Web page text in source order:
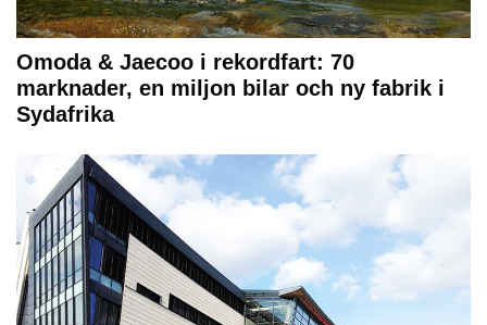
Omoda & Jaecoo i rekordfart: 70
marknader, en miljon bilar och ny fabrik i
Sydafrika